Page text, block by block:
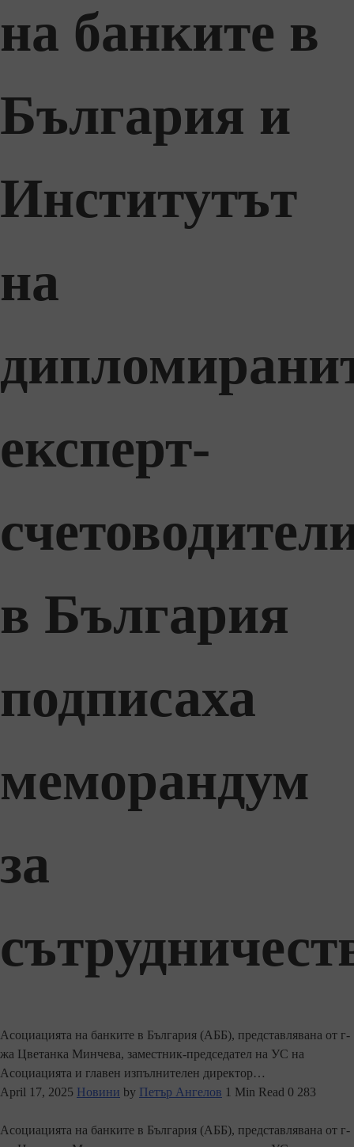
на банките в
България и
Институтът
на
експерт-
в България
подписаха
меморандум
за
Асоциацията на банките в България (АББ), представлявана от г-
жа Цветанка Минчева, заместник-председател на УС на
Асоциацията и главен изпълнителен директор…
April 17, 2025 Новини by Петър Ангелов 1 Min Read 0 283
Асоциацията на банките в България (АББ), представлявана от г-